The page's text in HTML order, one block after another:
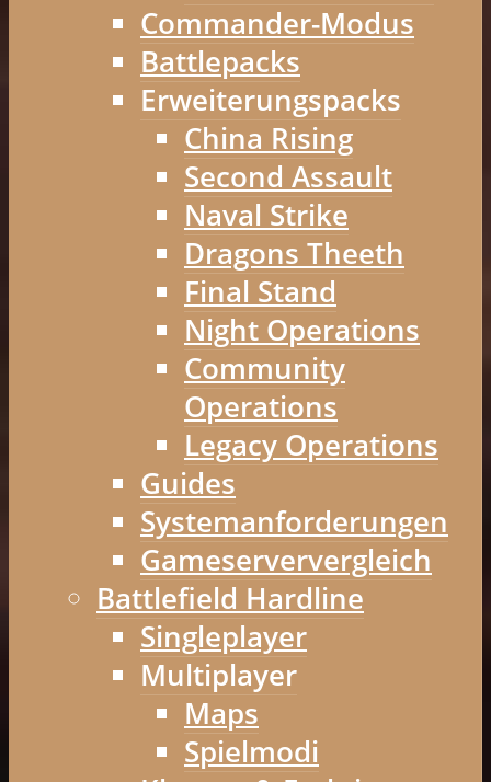
Commander-Modus
Battlepacks
Erweiterungspacks
China Rising
Second Assault
Naval Strike
Dragons Theeth
Final Stand
Night Operations
Community
Operations
Legacy Operations
Guides
Systemanforderungen
Gameserververgleich
Battlefield Hardline
Singleplayer
Multiplayer
Maps
Spielmodi